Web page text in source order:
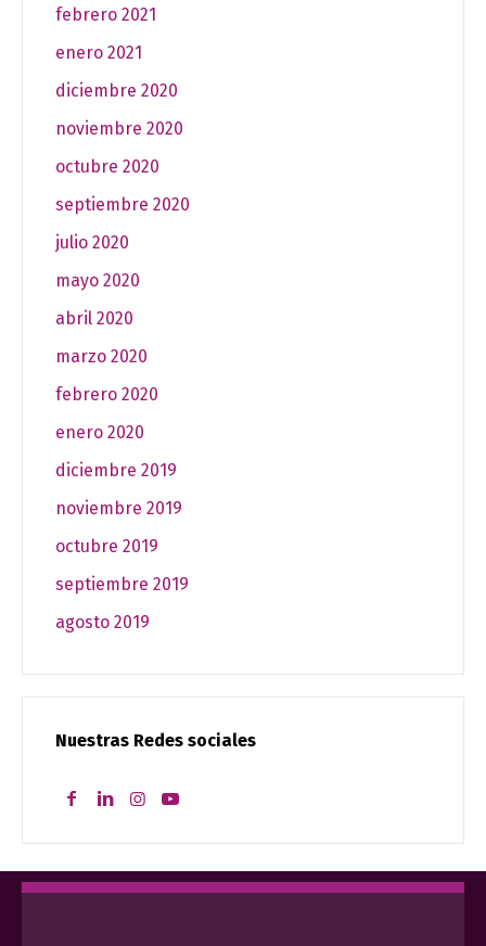
febrero 2021
enero 2021
diciembre 2020
noviembre 2020
octubre 2020
septiembre 2020
julio 2020
mayo 2020
abril 2020
marzo 2020
febrero 2020
enero 2020
diciembre 2019
noviembre 2019
octubre 2019
septiembre 2019
agosto 2019
Nuestras Redes sociales